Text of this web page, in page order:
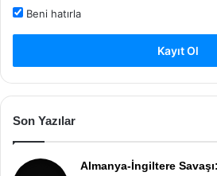
Beni hatırla
Kayıt Ol
Son Yazılar
Almanya-İngiltere